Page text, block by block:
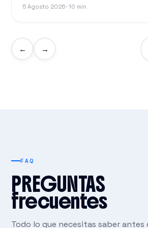
5 Agosto 2026· 10 min
← →
FAQ
PREGUNTAS
frecuentes
Todo lo que necesitas saber antes